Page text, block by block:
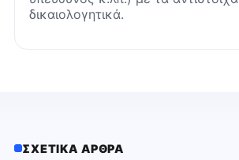
δικαιολογητικά.
ΣΧΕΤΙΚΆ ΆΡΘΡΑ